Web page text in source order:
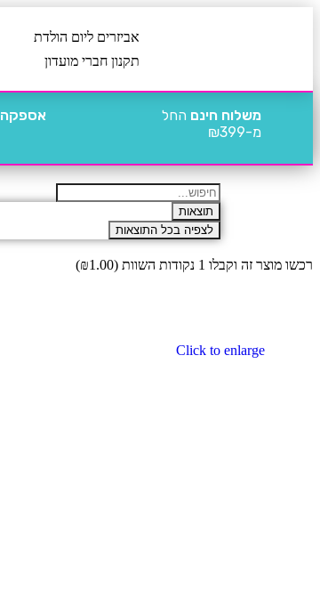
אביזרים ליום הולדת
תקנון חברי מועדון
משלוח חינם החל
מ-₪399
אספקה
תוצאות
לצפיה בכל התוצאות
רכשו מוצר זה וקבלו 1 נקודות השוות ( ₪1.00
)
Click to enlarge